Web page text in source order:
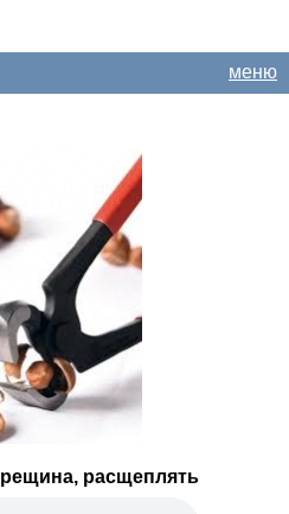
меню
расщеплять